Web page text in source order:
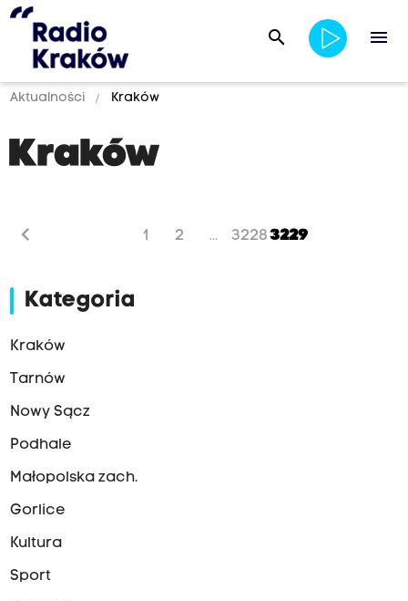
search menu
Aktualności Kraków
Kraków
chevron_left 1 2 ... 3228 3229
Kategoria
Kraków
Tarnów
Nowy Sącz
Podhale
Małopolska zach.
Gorlice
Kultura
Sport